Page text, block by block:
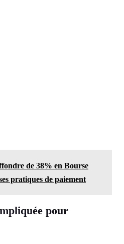
de 38% en Bourse
pratiques de paiement
pour